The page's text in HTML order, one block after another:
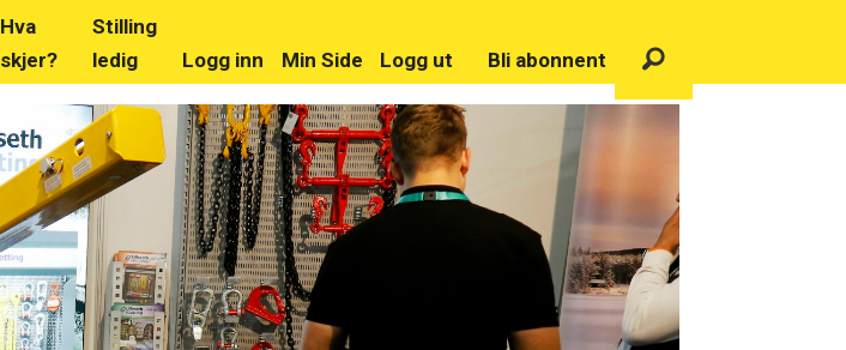
Hva
skjer?
Stilling
ledig
Logg inn Min Side Logg ut Bli abonnent